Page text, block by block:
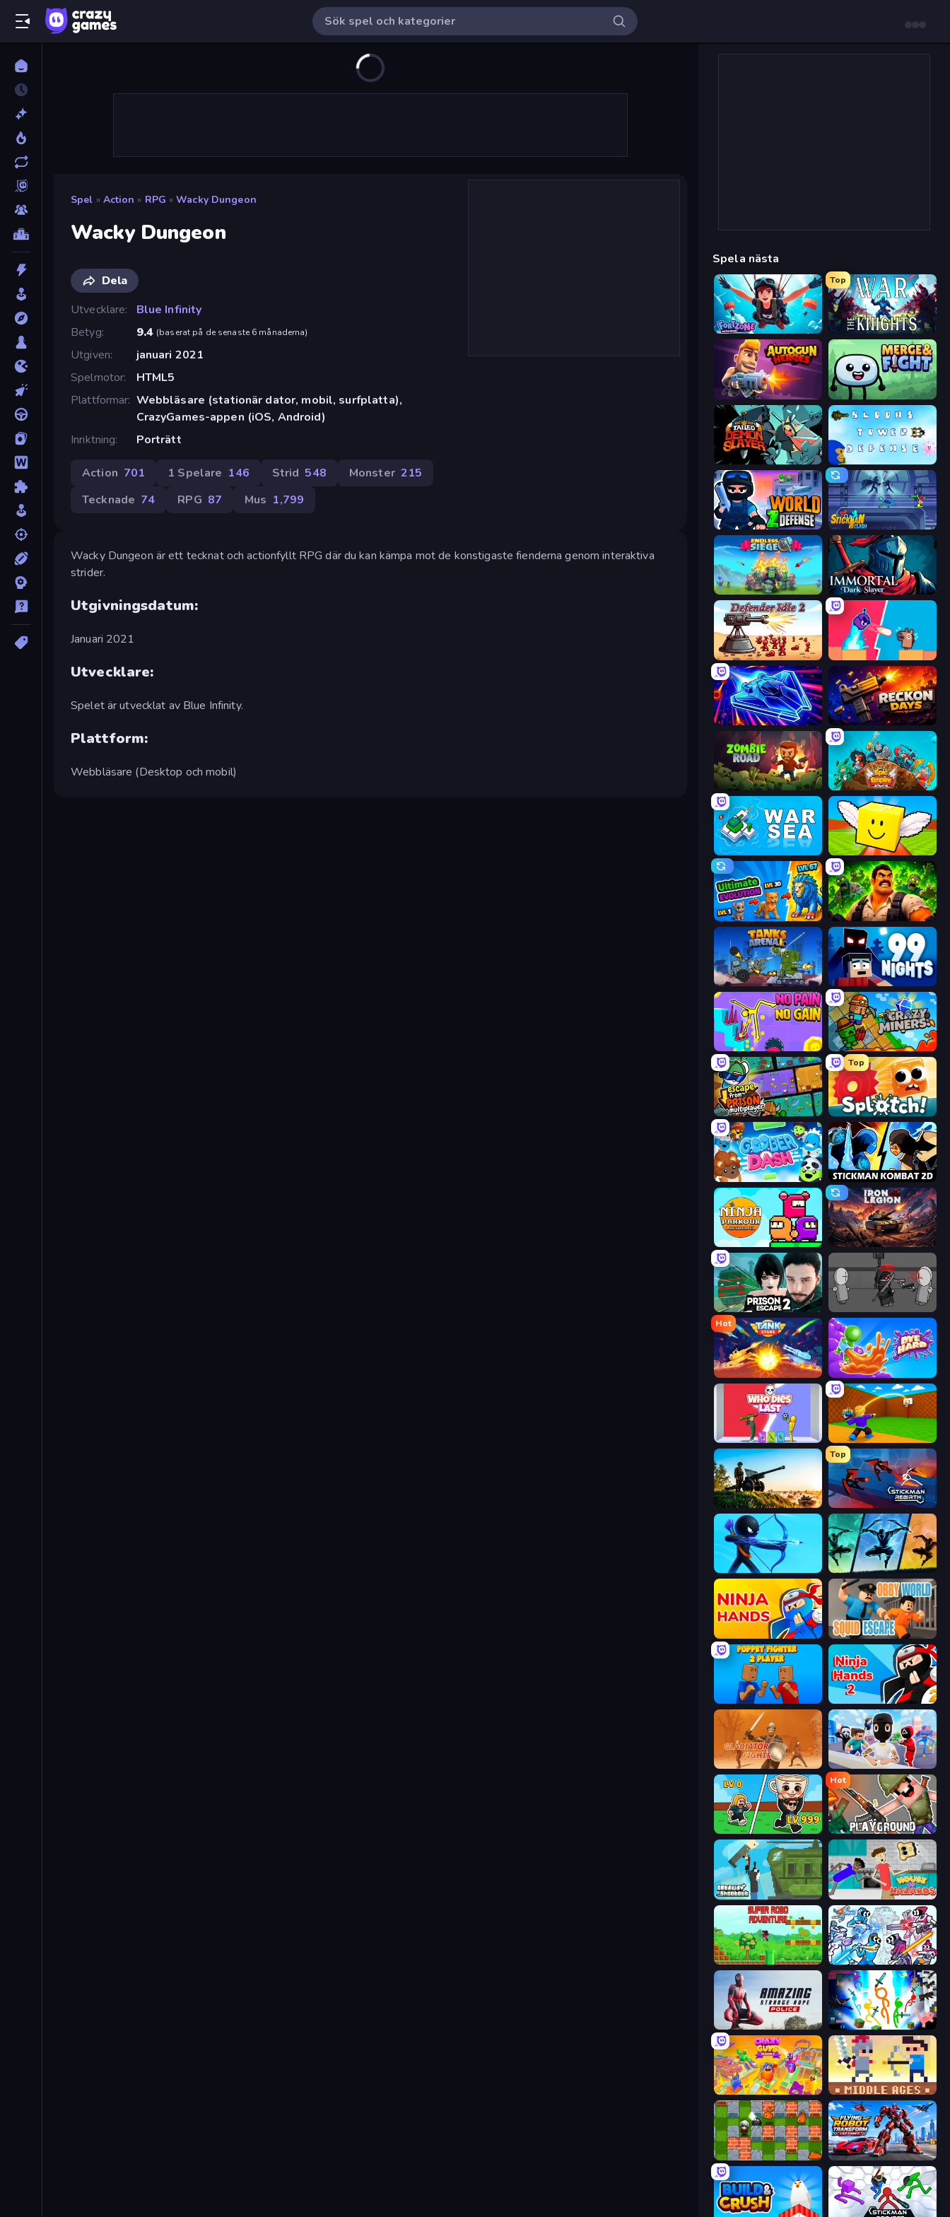
Spel » Action » RPG » Wacky Dungeon
Wacky Dungeon
Dela
Utvecklare
Blue Infinity
Betyg
9.4 (baserat på de senaste 6 månaderna)
Utgiven
januari 2021
Spelmotor
HTML5
Plattformar Webbläsare (stationär dator, mobil, surfplatta),
CrazyGames-appen (iOS, Android)
Inriktning
Porträtt
Action 701 1 Spelare 146 Strid 548 Monster 215
Tecknade 74 RPG 87 Mus 1,799
Wacky Dungeon är ett tecknat och actionfyllt RPG där du kan kämpa mot de konstigaste fienderna genom interaktiva
strider.
Utgivningsdatum:
Januari 2021
Utvecklare:
Spelet är utvecklat av Blue Infinity.
Plattform:
Webbläsare (Desktop och mobil)
Spela nästa
Fortzone Battle Royale
Top
War the Knights
Autogun Heroes Merge & Fight
Tailed Demon Slayer
World Z Defense - Zombie Defense Stickman Clash
Endless Siege Immortal: Dark Slayer
Defender Idle 2 Boom Slingers ReBoom
Stellar Swarm Reckon Days
Zombie Road Epic Empire: Tower Defense
War Sea Lucky Brainrot Blocks Online
Ultimate Evolution Zombie Lab Escape
Tanks Arena io: Craft & Combat 99 Nights (Bloxd.io)
No Pain No Gain - Ragdoll Sandbox Crazy Miners
Escape From Prison Multiplayer
Top
Splotch!
Goober Dash Stickman Kombat 2D
Ninja Parkour Multiplayer Iron Legion
Prison Escape 2 Madness Project Nexus
Hot
Tank Stars Dye Hard
Who Dies Last? Throw a Lucky Block
Artillery Vs Tanks
Top
Stickman Rebirth
Archers Random Shadow Ninja Revenge
Ninja Hands
Puppet Fighter 2 Player Ninja Hands 2
Gladiator Fights
Brainrot Arena Online
Hot
Playground
Getaway Shootout House of Hazards
Super Robo - Adventure Space Wars Battleground
Amazing Strange Rope Police Stickman Epic
Crazy Guys Castle Wars: Middle Ages
Bomber Friends Flying Robot Transform Car Games